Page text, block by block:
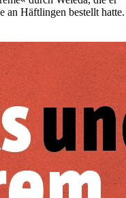
an Häftlingen bestellt hatte.